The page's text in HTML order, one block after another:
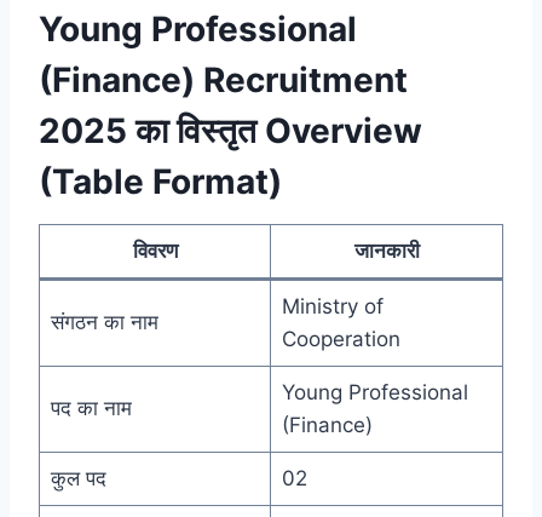
Young Professional
(Finance) Recruitment
2025 का विस्तृत Overview
(Table Format)
विवरण जानकारी
संगठन का नाम
Ministry of
Cooperation
पद का नाम
Young Professional
(Finance)
कुल पद 02